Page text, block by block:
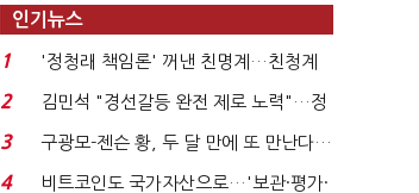
인기뉴스
1
'정청래 책임론' 꺼낸 친명계…친청계
는 추가투표 때리기...
2
김민석 "경선갈등 완전 제로 노력"…정
청래 "반명 공세 사...
3
구광모-젠슨 황, 두 달 만에 또 만난다…
로봇·AI 등 논...
4
비트코인도 국가자산으로…'보관·평가·